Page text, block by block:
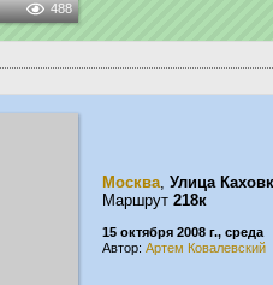
488
Москва, Улица
Маршрут 218к
15 октября 2008 г., среда
Автор: Артем Ковалевский